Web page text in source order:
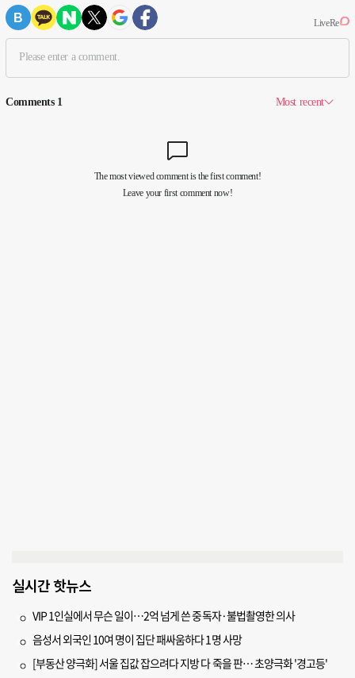
실시간 핫뉴스
VIP 1인실에서 무슨 일이…2억 넘게 쓴 중독자·불법촬영한 의사
음성서 외국인 10여 명이 집단 패싸움하다 1명 사망
[부동산 양극화] 서울 집값 잡으려다 지방 다 죽을 판… 초양극화 '경고등'